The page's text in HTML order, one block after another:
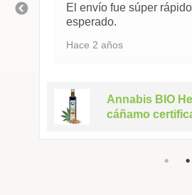
El envío fue súper
esperado.
Hace 2 años
Annabis BIO
cáñamo